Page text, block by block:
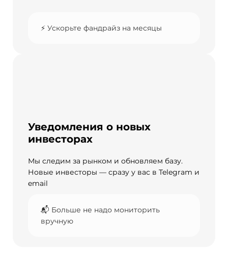
⚡ Ускорьте фандрайз на месяцы
Уведомления о новых
инвесторах
Мы следим за рынком и обновляем базу.
Новые инвесторы — сразу у вас в Telegram и
email
📬 Больше не надо мониторить
вручную